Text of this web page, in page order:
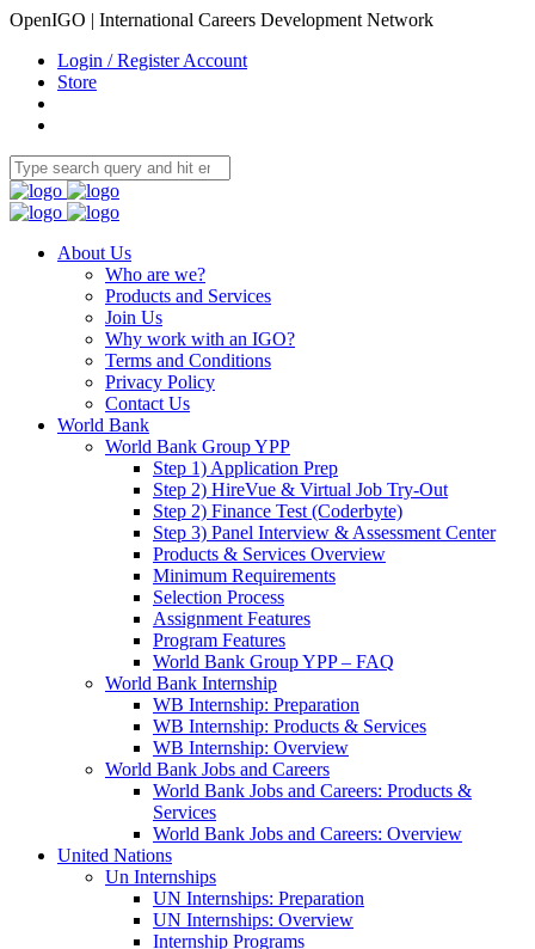
OpenIGO | International Careers Development Network
Login / Register Account
Store
About Us
Who are we?
Products and Services
Join Us
Why work with an IGO?
Terms and Conditions
Privacy Policy
Contact Us
World Bank
World Bank Group YPP
Step 1) Application Prep
Step 2) HireVue & Virtual Job Try-Out
Step 2) Finance Test (Coderbyte)
Step 3) Panel Interview & Assessment Center
Products & Services Overview
Minimum Requirements
Selection Process
Assignment Features
Program Features
World Bank Group YPP – FAQ
World Bank Internship
WB Internship: Preparation
WB Internship: Products & Services
WB Internship: Overview
World Bank Jobs and Careers
World Bank Jobs and Careers: Products &
Services
World Bank Jobs and Careers: Overview
United Nations
Un Internships
UN Internships: Preparation
UN Internships: Overview
Internship Programs